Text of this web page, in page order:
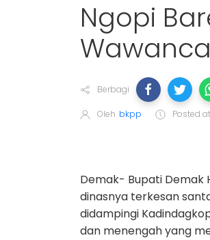
Ngopi
Berbagi
Oleh bkpp Posted at
Demak- Bupati Demak
dinasnya terkesan
didampingi
dan menengah yang